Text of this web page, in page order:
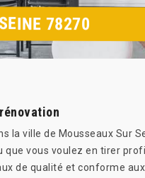
78270
ville de Mousseaux Sur
vous voulez en tirer
de qualité et conforme